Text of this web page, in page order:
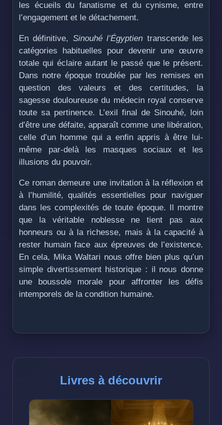
les écueils du fanatisme et du cynisme, entre
l’engagement et le détachement.
En définitive, Sinouhé l’Égyptien transcende les
catégories habituelles pour devenir une œuvre
totale qui éclaire autant le passé que le présent.
Dans notre époque troublée par les remises en
question des valeurs et des certitudes, la
sagesse douloureuse du médecin royal conserve
toute sa pertinence. L’exil final de Sinouhé, loin
d’être une défaite, apparaît comme une libération,
celle d’un homme qui a enfin appris à être lui-
même par-delà les masques sociaux et les
illusions du pouvoir.
Ce roman demeure une invitation à la réflexion et
à l’humilité, qualités essentielles pour naviguer
dans les complexités de toute époque. Il montre
que la véritable noblesse ne tient pas aux
honneurs ou à la richesse, mais à la capacité à
rester humain face aux épreuves de l’existence.
En cela, Mika Waltari nous offre bien plus qu’un
simple divertissement historique : il nous donne
une boussole morale pour affronter les défis
intemporels de la condition humaine.
Livres à découvrir